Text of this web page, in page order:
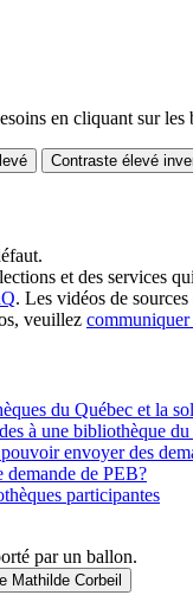
en cliquant sur les
Contraste élevé
et des services
. Les vidéos de
veuillez communiquer
du Québec et la
à une bibliothèque
envoyer des
demande de PEB?
participantes
Mathilde Corbeil